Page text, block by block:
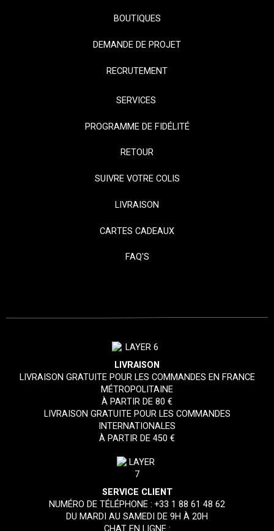
BOUTIQUES
DEMANDE DE PROJET
RECRUTEMENT
SERVICES
PROGRAMME DE FIDÉLITÉ
RETOUR
SUIVRE VOTRE COLIS
LIVRAISON
CARTES CADEAUX
FAQ'S
LIVRAISON
LIVRAISON GRATUITE POUR LES COMMANDES EN FRANCE
MÉTROPOLITAINE
À PARTIR DE 80 €
LIVRAISON GRATUITE POUR LES COMMANDES
INTERNATIONALES
À PARTIR DE 450 €
SERVICE CLIENT
NUMÉRO DE TÉLÉPHONE :+33 1 88 61 48 62
DU MARDI AU SAMEDI DE 9H À 20H